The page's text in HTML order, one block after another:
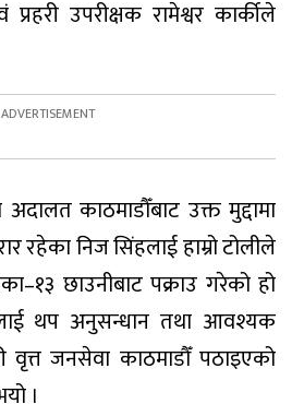
प्रहरी उपरीक्षक रामेश्वर कार्कीले
काठमाडौँबाट उक्त मुद्दामा
रहेका निज सिंहलाई हाम्रो टोलीले
छाउनीबाट पक्राउ गरेको हो
थप अनुसन्धान तथा आवश्यक
वृत्त जनसेवा काठमाडौँ पठाइएको
।